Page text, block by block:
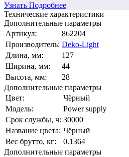
Узнать Подробнее
Технические характеристики
Дополнительные параметры
Артикул:
862204
Производитель: Deko-Light
Длина, мм:
127
Ширина, мм:
44
Высота, мм:
28
Дополнительные параметры
Цвет:
Чёрный
Модель:
Power supply
Срок службы, ч: 30000
Название цвета: Чёрный
Вес брутто, кг:
0.1364
Дополнительные параметры